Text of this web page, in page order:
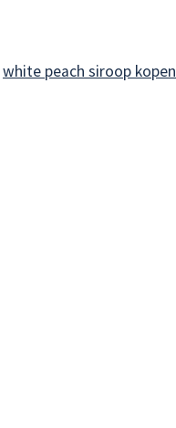
white peach siroop kopen